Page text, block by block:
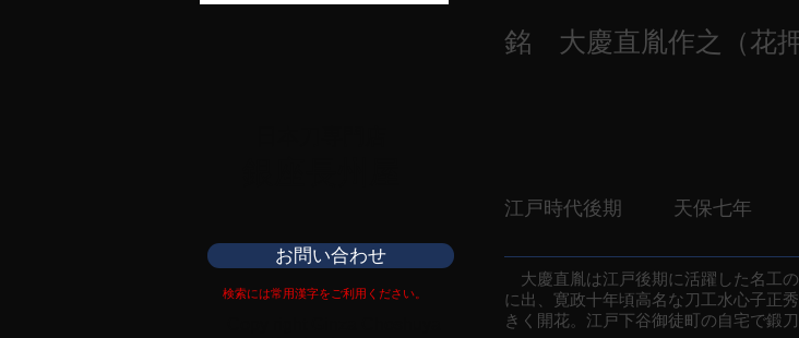
銘 大慶直胤作之（花
江戸時代後期 天保七年
お問い合わせ
検索には常用漢字をご利用ください。
大慶直胤は江戸後期に活躍した名工
に出、寛政十年頃高名な刀工水心子正
きく開花。江戸下谷御徒町の自宅で鍛